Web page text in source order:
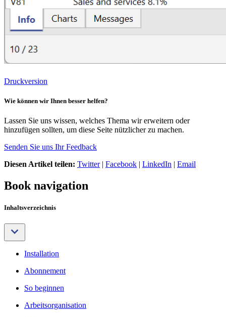
Druckversion
Wie können wir Ihnen besser helfen?
Lassen Sie uns wissen, welches Thema wir erweitern oder
hinzufügen sollten, um diese Seite nützlicher zu machen.
Senden Sie uns Ihr Feedback
Diesen Artikel teilen: Twitter| Facebook | LinkedIn | Email
Book navigation
Inhaltsverzeichnis
Installation
Abonnement
So beginnen
Arbeitsorganisation